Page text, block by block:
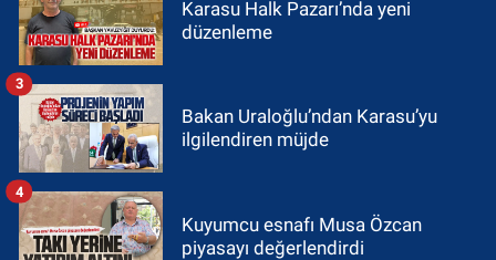
Karasu Halk Pazarı’nda yeni
düzenleme
Bakan Uraloğlu’ndan Karasu’yu
ilgilendiren müjde
3
Kuyumcu esnafı Musa Özcan
piyasayı değerlendirdi
4